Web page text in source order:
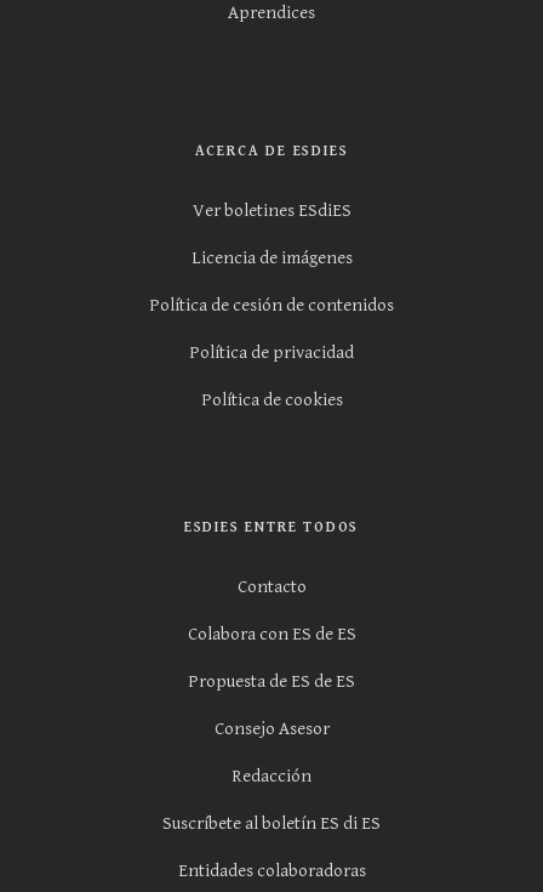
Aprendices
ACERCA DE ESDIES
Ver boletines ESdiES
Licencia de imágenes
Política de cesión de contenidos
Política de privacidad
Política de cookies
ESDIES ENTRE TODOS
Contacto
Colabora con ES de ES
Propuesta de ES de ES
Consejo Asesor
Redacción
Suscríbete al boletín ES di ES
Entidades colaboradoras